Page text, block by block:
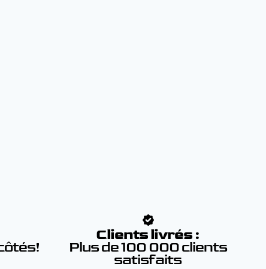
Clients livrés :
Plus de 100 000 clients
satisfaits